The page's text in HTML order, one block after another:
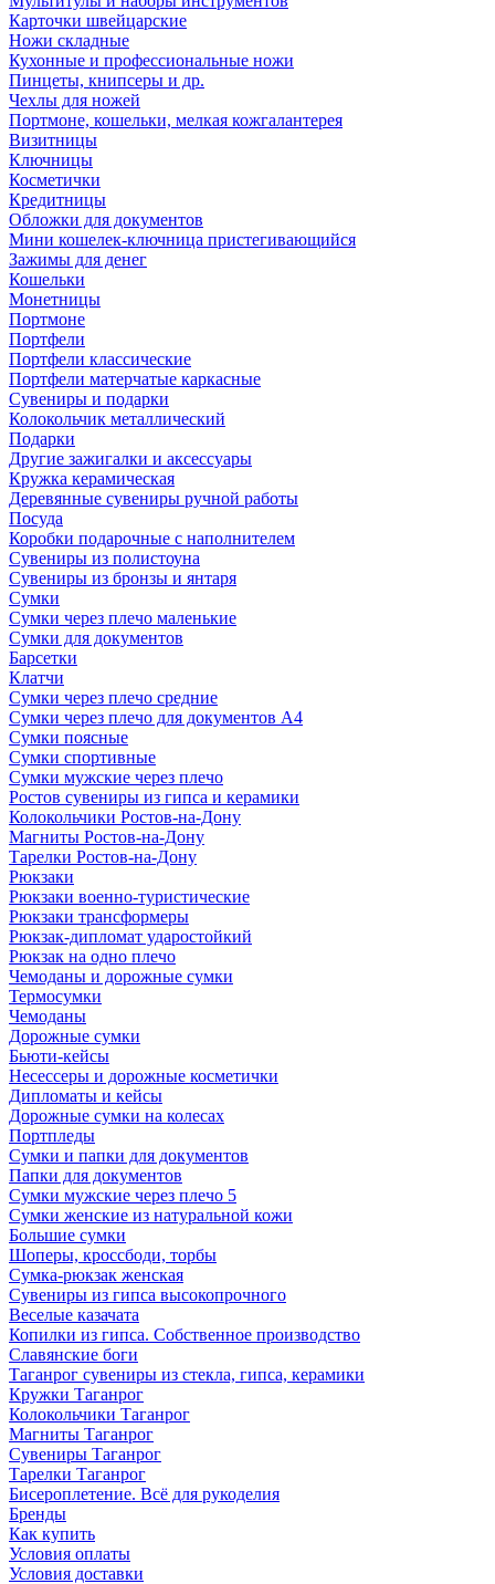
Карточки швейцарские
Ножи складные
Кухонные и профессиональные ножи
Пинцеты, книпсеры и др.
Чехлы для ножей
Портмоне, кошельки, мелкая кожгалантерея
Визитницы
Ключницы
Косметички
Кредитницы
Обложки для документов
Мини кошелек-ключница пристегивающийся
Зажимы для денег
Кошельки
Монетницы
Портмоне
Портфели
Портфели классические
Портфели матерчатые каркасные
Сувениры и подарки
Колокольчик металлический
Подарки
Другие зажигалки и аксессуары
Кружка керамическая
Деревянные сувениры ручной работы
Посуда
Коробки подарочные с наполнителем
Сувениры из полистоуна
Сувениры из бронзы и янтаря
Сумки
Сумки через плечо маленькие
Сумки для документов
Барсетки
Клатчи
Сумки через плечо средние
Сумки через плечо для документов А4
Сумки поясные
Сумки спортивные
Сумки мужские через плечо
Ростов сувениры из гипса и керамики
Колокольчики Ростов-на-Дону
Магниты Ростов-на-Дону
Тарелки Ростов-на-Дону
Рюкзаки
Рюкзаки военно-туристические
Рюкзаки трансформеры
Рюкзак-дипломат ударостойкий
Рюкзак на одно плечо
Чемоданы и дорожные сумки
Термосумки
Чемоданы
Дорожные сумки
Бьюти-кейсы
Несессеры и дорожные косметички
Дипломаты и кейсы
Дорожные сумки на колесах
Портпледы
Сумки и папки для документов
Папки для документов
Сумки мужские через плечо 5
Сумки женские из натуральной кожи
Большие сумки
Шоперы, кроссбоди, торбы
Сумка-рюкзак женская
Сувениры из гипса высокопрочного
Веселые казачата
Копилки из гипса. Собственное производство
Славянские боги
Таганрог сувениры из стекла, гипса, керамики
Кружки Таганрог
Колокольчики Таганрог
Магниты Таганрог
Сувениры Таганрог
Тарелки Таганрог
Бисероплетение. Всё для рукоделия
Бренды
Как купить
Условия оплаты
Условия доставки